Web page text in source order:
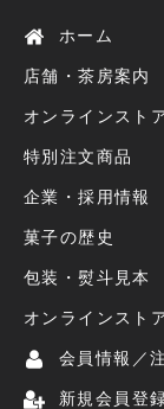
ホーム
店舗・茶房案内
オンラインスト
特別注文商品
企業・採用情報
菓子の歴史
包装・熨斗見本
オンラインスト
会員情報／
新規会員登